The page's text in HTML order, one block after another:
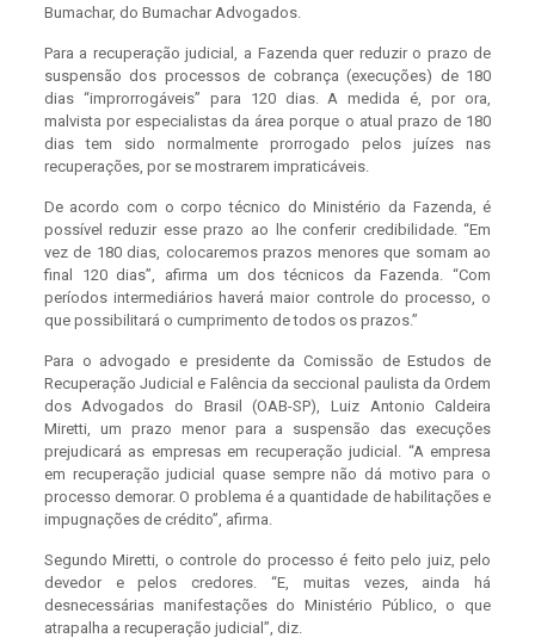
Bumachar, do Bumachar Advogados.
Para a recuperação judicial, a Fazenda quer reduzir o prazo de
suspensão dos processos de cobrança (execuções) de 180
dias “improrrogáveis” para 120 dias. A medida é, por ora,
malvista por especialistas da área porque o atual prazo de 180
dias tem sido normalmente prorrogado pelos juízes nas
recuperações, por se mostrarem impraticáveis.
De acordo com o corpo técnico do Ministério da Fazenda, é
possível reduzir esse prazo ao lhe conferir credibilidade. “Em
vez de 180 dias, colocaremos prazos menores que somam ao
final 120 dias”, afirma um dos técnicos da Fazenda. “Com
períodos intermediários haverá maior controle do processo, o
que possibilitará o cumprimento de todos os prazos.”
Para o advogado e presidente da Comissão de Estudos de
Recuperação Judicial e Falência da seccional paulista da Ordem
dos Advogados do Brasil (OAB-SP), Luiz Antonio Caldeira
Miretti, um prazo menor para a suspensão das execuções
prejudicará as empresas em recuperação judicial. “A empresa
em recuperação judicial quase sempre não dá motivo para o
processo demorar. O problema é a quantidade de habilitações e
impugnações de crédito”, afirma.
Segundo Miretti, o controle do processo é feito pelo juiz, pelo
devedor e pelos credores. “E, muitas vezes, ainda há
desnecessárias manifestações do Ministério Público, o que
atrapalha a recuperação judicial”, diz.